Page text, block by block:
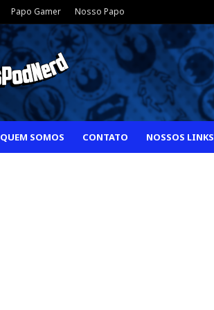
Papo Gamer Nosso Papo
QUEM SOMOS CONTATO NOSSOS LINKS